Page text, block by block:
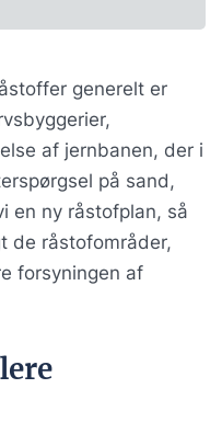
generelt er
af jernbanen, der i
på sand,
en ny råstofplan, så
de råstofområder,
forsyningen af